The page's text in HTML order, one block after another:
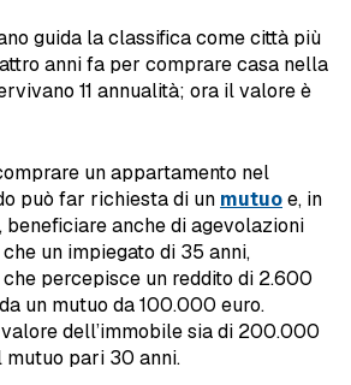
guida la classifica come città più
anni fa per comprare casa nella
11 annualità; ora il valore è
un appartamento nel
può far richiesta di un mutuoe, in
beneficiare anche di agevolazioni
un impiegato di 35 anni,
percepisce un reddito di 2.600
un mutuo da 100.000 euro.
dell’immobile sia di 200.000
mutuo pari 30 anni.